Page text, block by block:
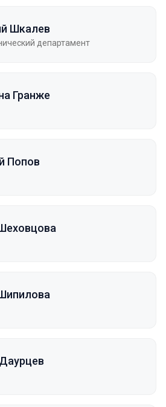
Шкалев
департамент
Гранже
Попов